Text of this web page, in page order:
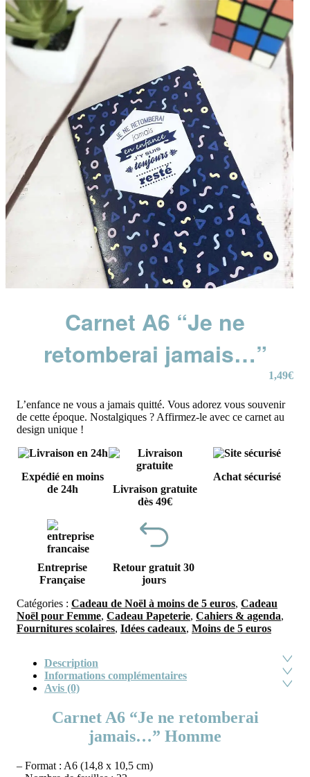
Carnet A6 “Je ne
retomberai jamais…”
1,49€
L’enfance ne vous a jamais quitté. Vous adorez vous souvenir
de cette époque. Nostalgiques ? Affirmez-le avec ce carnet au
design unique !
Expédié en moins
de 24h
Livraison gratuite
dès 49€
Achat sécurisé
Entreprise
Française
Retour gratuit 30
jours
Catégories : Cadeau de Noël à moins de 5 euros, Cadeau
Noël pour Femme, Cadeau Papeterie, Cahiers & agenda,
Fournitures scolaires, Idées cadeaux, Moins de 5 euros
Description
Informations complémentaires
Avis (0)
Carnet A6 “Je ne retomberai
jamais…” Homme
– Format : A6 (14,8 x 10,5 cm)